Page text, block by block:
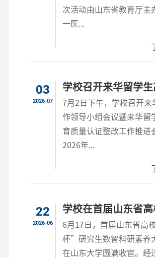
次活动由山东省教育厅主
一医...
03
2026-07
学校召开来华留学
质量认证整改工作
7月2日下午，学校召开来
作领导小组会议暨来华留
育质量认证整改工作推进
2026年...
22
2026-06
学校在首届山东省
杯”研究生数智科研
获佳绩
6月17日，首届山东省高
杯”研究生数智科研素养
在山东大学圆满收官。经